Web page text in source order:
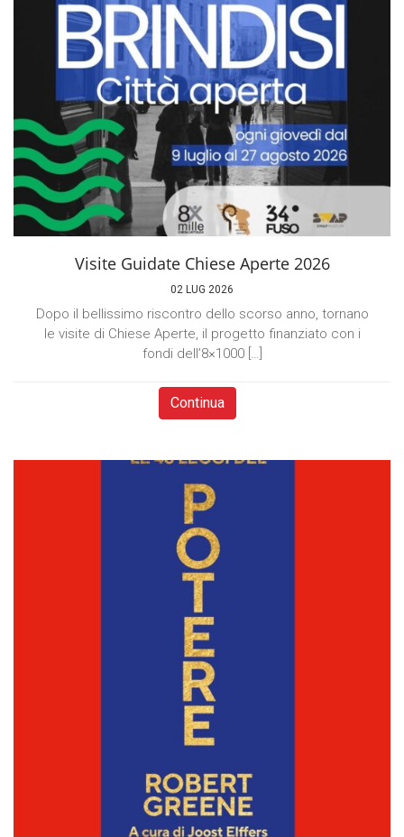
Visite Guidate Chiese Aperte 2026
02 LUG 2026
Dopo il bellissimo riscontro dello scorso anno, tornano
le visite di Chiese Aperte, il progetto finanziato con i
fondi dell’8×1000 […]
Continua